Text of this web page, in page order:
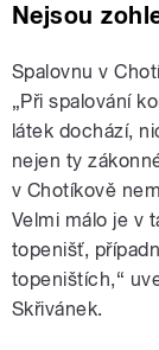
Nejsou
Spalovnu v
„Při spalování
látek dochází,
nejen ty
v Chotíkově
Velmi málo je v
topenišť,
topeništích,“
Skřivánek.